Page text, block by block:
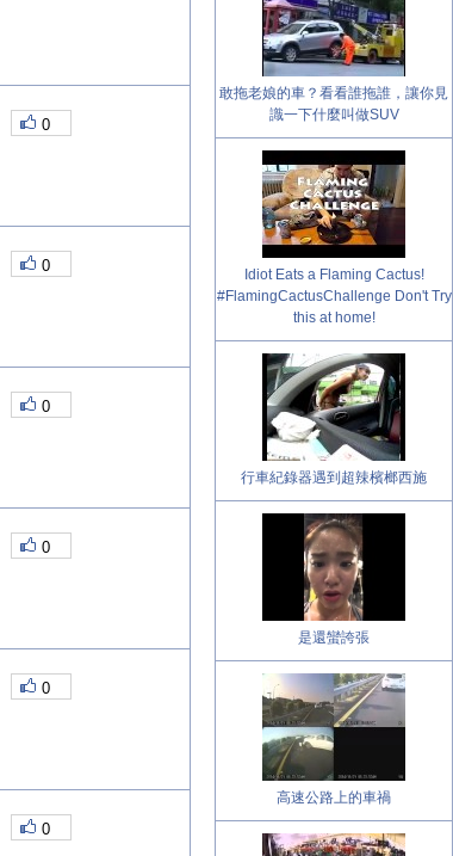
0
0
0
0
0
0
敢拖老娘的車？看看誰拖誰，讓你見
識一下什麼叫做SUV
Idiot Eats a Flaming Cactus!
#FlamingCactusChallenge Don't Try
this at home!
行車紀錄器遇到超辣檳榔西施
是還蠻誇張
高速公路上的車禍